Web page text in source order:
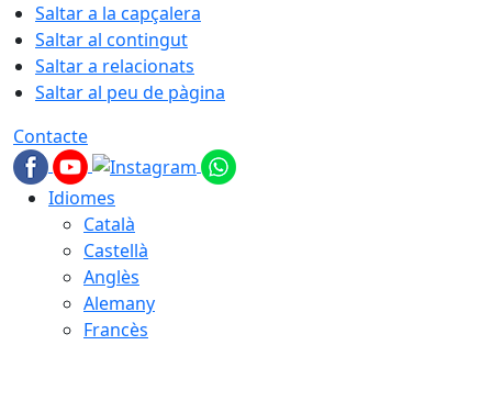
Saltar a la capçalera
Saltar al contingut
Saltar a relacionats
Saltar al peu de pàgina
Contacte
Idiomes
Català
Castellà
Anglès
Alemany
Francès